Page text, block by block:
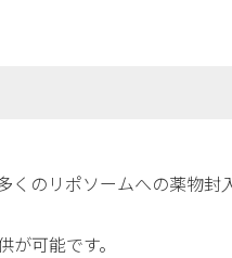
くのリポソームへの薬物封
可能です。